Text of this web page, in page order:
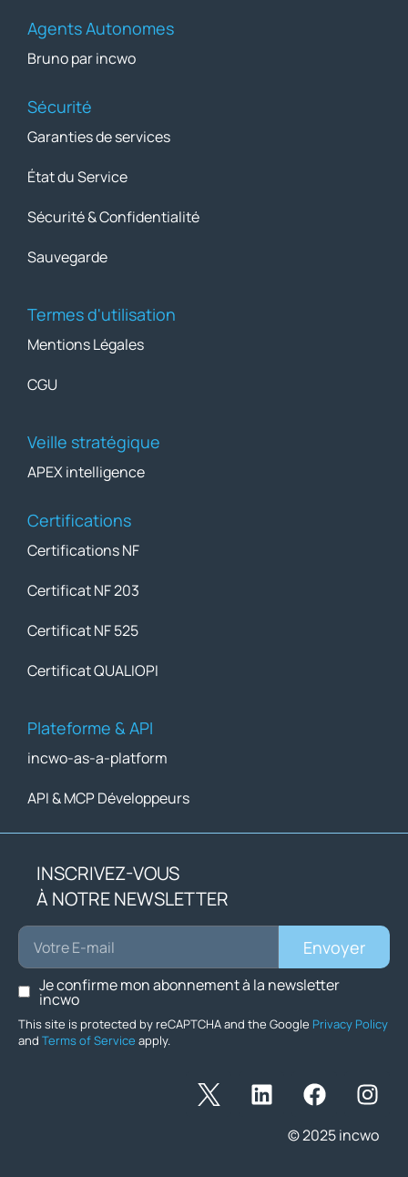
Agents Autonomes
Bruno par incwo
Sécurité
Garanties de services
État du Service
Sécurité & Confidentialité
Sauvegarde
Termes d'utilisation
Mentions Légales
CGU
Veille stratégique
APEX intelligence
Certifications
Certifications NF
Certificat NF 203
Certificat NF 525
Certificat QUALIOPI
Plateforme & API
incwo-as-a-platform
API & MCP Développeurs
INSCRIVEZ-VOUS
À NOTRE NEWSLETTER
This site is protected by reCAPTCHA and the Google Privacy Policy
and Terms of Service apply.
Je confirme mon abonnement à la newsletter
incwo
Envoyer
© 2025 incwo